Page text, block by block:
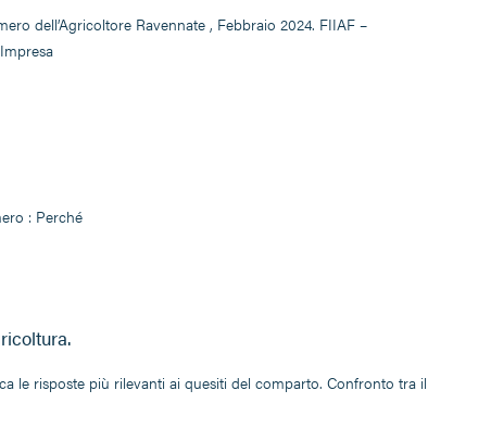
dell’Agricoltore Ravennate , Febbraio 2024. FIIAF –
: Perché
le risposte più rilevanti ai quesiti del comparto. Confronto tra il